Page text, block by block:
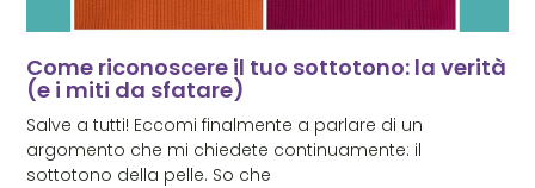
Come riconoscere il tuo sottotono: la verità
(e i miti da sfatare)
Salve a tutti! Eccomi finalmente a parlare di un
argomento che mi chiedete continuamente: il
sottotono della pelle. So che